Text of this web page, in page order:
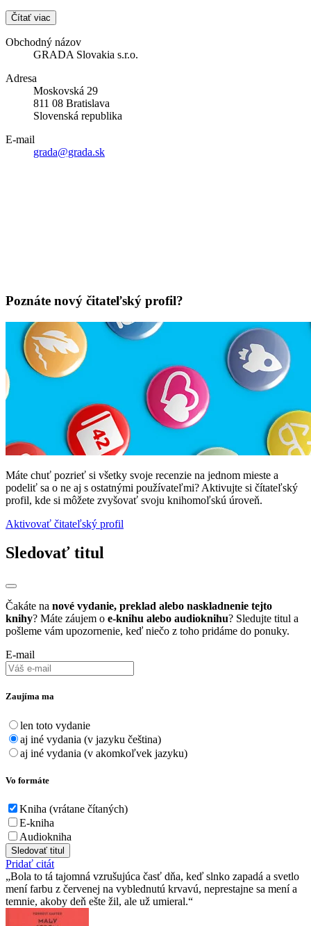
Čítať viac
Obchodný názov
GRADA Slovakia s.r.o.
Adresa
Moskovská 29
811 08 Bratislava
Slovenská republika
E-mail
grada@grada.sk
Poznáte nový čitateľský profil?
Máte chuť pozrieť si všetky svoje recenzie na jednom mieste a
podeliť sa o ne aj s ostatnými používateľmi? Aktivujte si čítateľský
profil, kde si môžete zvyšovať svoju knihomoľskú úroveň.
Aktivovať čitateľský profil
Sledovať titul
Čakáte na nové vydanie, preklad alebo naskladnenie tejto
knihy? Máte záujem o e-knihu alebo audioknihu? Sledujte titul a
pošleme vám upozornenie, keď niečo z toho pridáme do ponuky.
E-mail
Zaujíma ma
len toto vydanie
aj iné vydania (v jazyku čeština)
aj iné vydania (v akomkoľvek jazyku)
Vo formáte
Kniha (vrátane čítaných)
E-kniha
Audiokniha
Sledovať titul
Pridať citát
Bola to tá tajomná vzrušujúca časť dňa, keď slnko zapadá a svetlo
mení farbu z červenej na vyblednutú krvavú, neprestajne sa mení a
temnie, akoby deň ešte žil, ale už umieral.